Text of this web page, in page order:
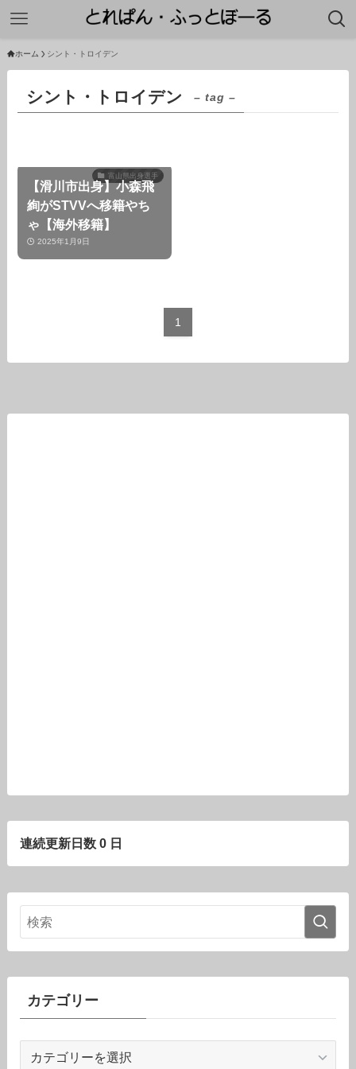
ホーム シント・トロイデン
シント・トロイデン – tag –
富山県出身選手
【滑川市出身】小森飛
絢がSTVVへ移籍やち
ゃ【海外移籍】
2025年1月9日
1
連続更新日数 0 日
カテゴリー